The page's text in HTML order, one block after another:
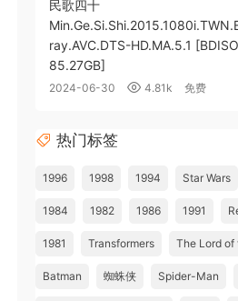
民歌四十
ray.AVC.DTS-HD.MA.5.1 [BDISO
85.27GB]
2024-06-30 4.81k 免费
热门标签
1996 1998 1994 Star Wars
1984 1982 1986 1991
1981 Transformers The Lord of
Batman 蜘蛛侠 Spider-Man